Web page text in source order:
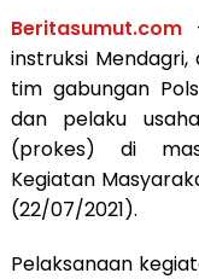
Beritasumut.com-
instruksi
tim gabungan
dan pelaku
(prokes) di
Kegiatan
(22/07/2021).
Pelaksanaan